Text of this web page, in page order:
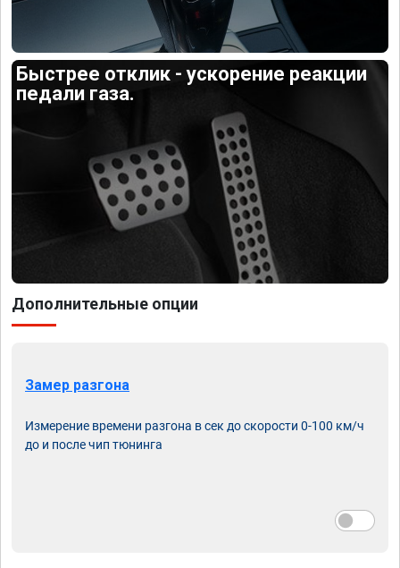
Быстрее отклик - ускорение реакции
педали газа.
Дополнительные опции
Замер разгона
Измерение времени разгона в сек до скорости 0-100 км/ч
до и после чип тюнинга